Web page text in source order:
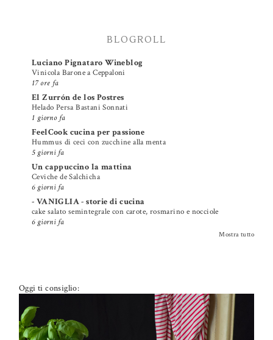
BLOGROLL
Luciano Pignataro Wineblog
Vinicola Barone a Ceppaloni
17 ore fa
El Zurrón de los Postres
Helado Persa Bastani Sonnati
1 giorno fa
FeelCook cucina per passione
Hummus di ceci con zucchine alla menta
5 giorni fa
Un cappuccino la mattina
Ceviche de Salchicha
6 giorni fa
- VANIGLIA - storie di cucina
cake salato semintegrale con carote, rosmarino e nocciole
6 giorni fa
Mostra tutto
Oggi ti consiglio: